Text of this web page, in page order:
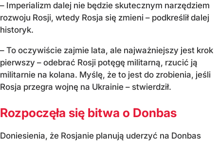
– Imperializm dalej nie będzie skutecznym narzędziem
rozwoju Rosji, wtedy Rosja się zmieni – podkreślił dalej
historyk.
– To oczywiście zajmie lata, ale najważniejszy jest krok
pierwszy – odebrać Rosji potęgę militarną, rzucić ją
militarnie na kolana. Myślę, że to jest do zrobienia, jeśli
Rosja przegra wojnę na Ukrainie – stwierdził.
Rozpoczęła się bitwa o Donbas
Doniesienia, że Rosjanie planują uderzyć na Donbas